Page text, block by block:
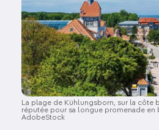
La plage de Kühlungsborn, sur la côte
réputée pour sa longue promenade en
AdobeStock